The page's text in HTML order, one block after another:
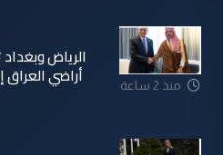
منذ 2 ساعة
الرياض
أراضي العراق